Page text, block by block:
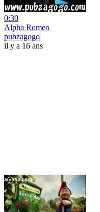
0:30
Alpha Romeo
pubzagogo
il y a 16 ans